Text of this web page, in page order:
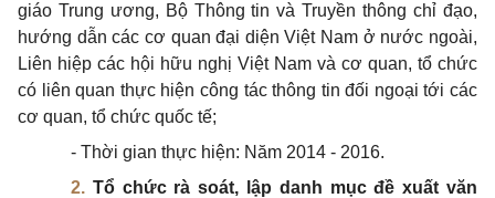
giáo Trung ương, Bộ Thông tin và Truyền thông chỉ đạo,
hướng dẫn các cơ quan đại diện Việt Nam ở nước ngoài,
Liên hiệp các hội hữu nghị Việt Nam và cơ quan, tổ chức
có liên quan thực hiện công tác thông tin đối ngoại tới các
cơ quan, tổ chức quốc tế;
- Thời gian thực hiện: Năm 2014 - 2016.
2. Tổ chức rà soát, lập danh mục đề xuất văn